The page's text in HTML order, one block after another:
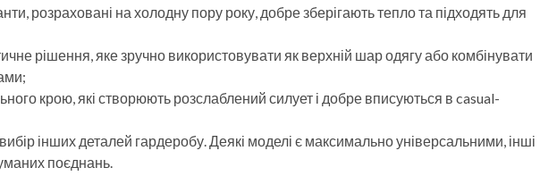
розраховані на холодну пору року, добре зберігають тепло та підходять для
рішення, яке зручно використовувати як верхній шар одягу або комбінувати
крою, які створюють розслаблений силует і добре вписуються в casual-
вибір інших деталей гардеробу. Деякі моделі є максимально універсальними, інші
поєднань.